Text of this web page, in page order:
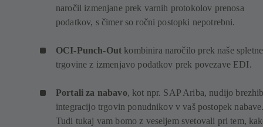
naročil izmenjane prek varnih protokolov prenosa
podatkov, s čimer so ročni postopki nepotrebni.
OCI-Punch-Out kombinira naročilo prek naše spletne
trgovine z izmenjavo podatkov prek povezave EDI.
Portali za nabavo, kot npr. SAP Ariba, nudijo
integracijo trgovin ponudnikov v vaš postopek
Tudi tukaj vam bomo z veseljem svetovali pri tem,